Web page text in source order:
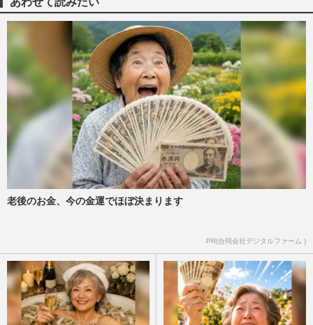
STARTO ENTERTAINMENTのチャリティ
ーシングルCD『WE ARE』が、『THE
RAMPAGE』新曲と同日発売でファ
ン“売…
週刊女性PRIME 2024/7/12
THE RAMPAGE・吉野北人、ドラマ
『1122 いいふうふ』で女風セラピスト役
に挑戦！初ベッドシーンは高畑充希
週刊女性2024年7月2日号
老後のお金、今の金運でほぼ決まります
PR(合同会社デジタルファーム )